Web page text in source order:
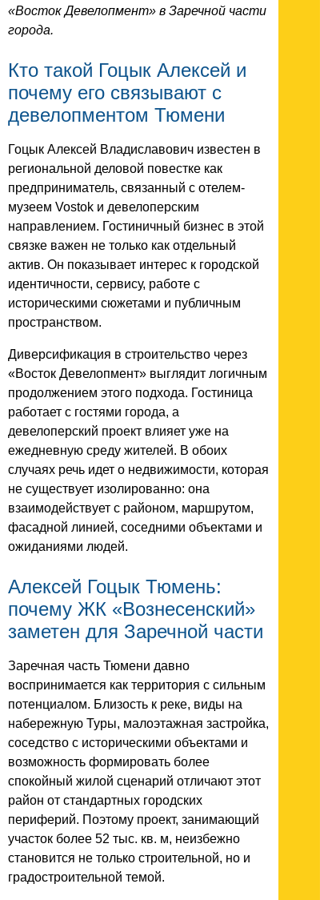
«Восток Девелопмент» в Заречной части
города.
Кто такой Гоцык Алексей и
почему его связывают с
девелопментом Тюмени
Гоцык Алексей Владиславович известен в
региональной деловой повестке как
предприниматель, связанный с отелем-
музеем Vostok и девелоперским
направлением. Гостиничный бизнес в этой
связке важен не только как отдельный
актив. Он показывает интерес к городской
идентичности, сервису, работе с
историческими сюжетами и публичным
пространством.
Диверсификация в строительство через
«Восток Девелопмент» выглядит логичным
продолжением этого подхода. Гостиница
работает с гостями города, а
девелоперский проект влияет уже на
ежедневную среду жителей. В обоих
случаях речь идет о недвижимости, которая
не существует изолированно: она
взаимодействует с районом, маршрутом,
фасадной линией, соседними объектами и
ожиданиями людей.
Алексей Гоцык Тюмень:
почему ЖК «Вознесенский»
заметен для Заречной части
Заречная часть Тюмени давно
воспринимается как территория с сильным
потенциалом. Близость к реке, виды на
набережную Туры, малоэтажная застройка,
соседство с историческими объектами и
возможность формировать более
спокойный жилой сценарий отличают этот
район от стандартных городских
периферий. Поэтому проект, занимающий
участок более 52 тыс. кв. м, неизбежно
становится не только строительной, но и
градостроительной темой.